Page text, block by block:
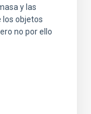
y las
objetos
no por ello